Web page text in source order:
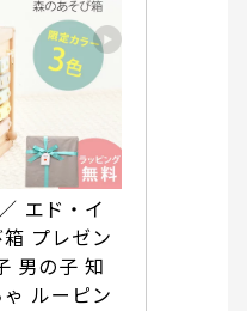
エド・イ
プレゼン
男の子 知
ルーピン